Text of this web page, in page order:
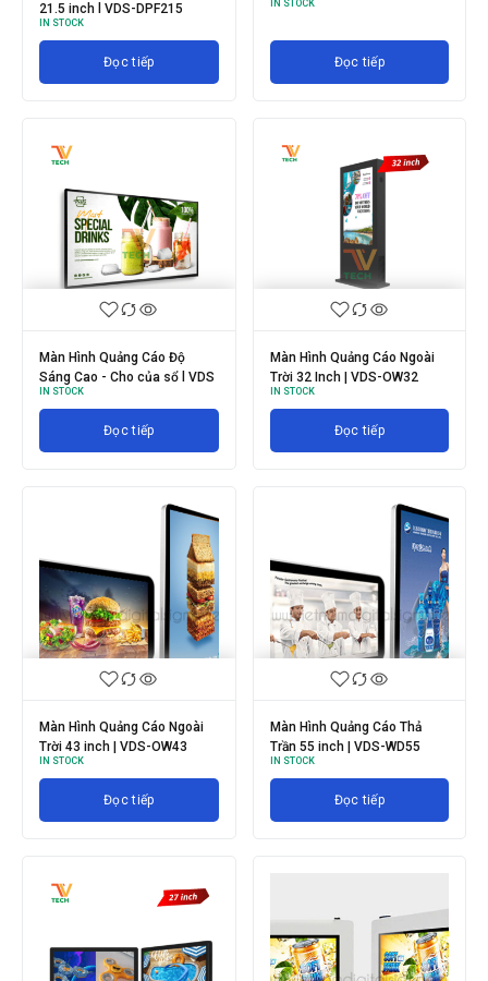
21.5 inch l VDS-DPF215
IN STOCK
Đọc tiếp
IN STOCK
Đọc tiếp
Màn Hình Quảng Cáo Độ
Sáng Cao - Cho của sổ l VDS
IN STOCK
Đọc tiếp
Màn Hình Quảng Cáo Ngoài
Trời 32 Inch | VDS-OW32
IN STOCK
Đọc tiếp
Màn Hình Quảng Cáo Ngoài
Trời 43 inch | VDS-OW43
IN STOCK
Đọc tiếp
Màn Hình Quảng Cáo Thả
Trần 55 inch | VDS-WD55
IN STOCK
Đọc tiếp